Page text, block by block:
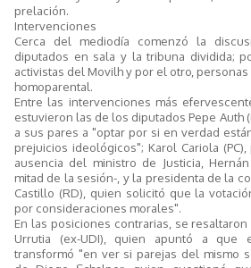
prelación.
Intervenciones
Cerca del mediodía comenzó la
diputados en sala y la tribuna dividida;
activistas del Movilh y por el otro,
homoparental.
Entre las intervenciones más
estuvieron las de los diputados Pepe Auth
a sus pares a "optar por si en verdad
prejuicios ideológicos"; Karol Cariola
ausencia del ministro de Justicia,
mitad de la sesión-, y la presidenta de la
Castillo (RD), quien solicitó que la
por consideraciones morales".
En las posiciones contrarias, se
Urrutia (ex-UDI), quien apuntó a
transformó "en ver si parejas del mismo